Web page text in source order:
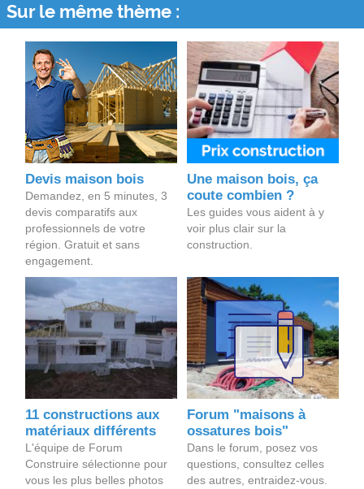
Sur le même thème :
Devis maison bois
Demandez, en 5 minutes, 3
devis comparatifs aux
professionnels de votre
région. Gratuit et sans
engagement.
Une maison bois, ça
coute combien ?
Les guides vous aident à y
voir plus clair sur la
construction.
11 constructions aux
matériaux différents
L'équipe de Forum
Construire sélectionne pour
vous les plus belles photos
Forum "maisons à
ossatures bois"
Dans le forum, posez vos
questions, consultez celles
des autres, entraidez-vous.